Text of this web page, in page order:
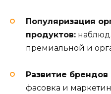
Популяризация
продуктов:
премиальной и
Развитие брендов
фасовка и